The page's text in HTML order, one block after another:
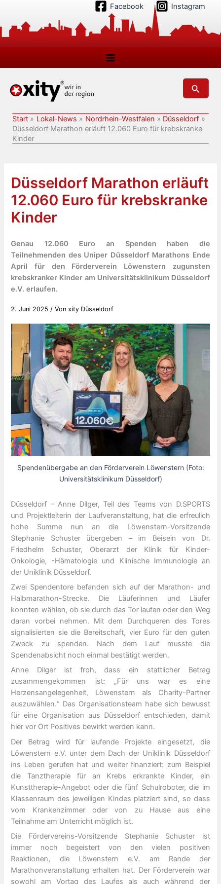
springen
Facebook Instagram
Suchen
Start Lokal-News Nordrhein-Westfalen
Düsseldorf
Düsseldorf Marathon erläuft 12.060 Euro für krebskranke
Kinder
Düsseldorf Marathon erläuft
12.060 Euro für krebskranke
Kinder
Genau 12.060 Euro an Spenden haben die
Teilnehmenden des Uniper Düsseldorf Marathons Ende
April für den Förderverein Löwenstern zugunsten
krebskranker Kinder am Universitätsklinikum Düsseldorf
e.V. erlaufen.
2. Juni 2025 / Vonxity Düsseldorf
Spendenübergabe an den Förderverein Löwenstern (Foto:
Universitätsklinikum Düsseldorf)
Düsseldorf – Anne Dilger, Teil des Teams von D.SPORTS
und Projektleiterin der Laufveranstaltung, hat die erfreulich
hohe Summe nun an die Löwenstern-Vorsitzende
Stephanie Schuster übergeben – im Beisein von Dr.
Friedhelm Schuster, Oberarzt der Klinik für Kinder-
Onkologie, -Hämatologie und Klinische Immunologie an
der Uniklinik Düsseldorf.
Zwei Spendentore befanden sich auf der Marathon- und
Halbmarathon-Strecke. Die Läuferinnen und Läufer
konnten wählen, ob sie durch das Tor laufen oder den Weg
daran vorbei nehmen. Mit dem Durchqueren des Tores
signalisierten sie die Bereitschaft, vier Euro für den guten
Zweck zu spenden. Nach dem Lauf musste die
Spendenabsicht noch einmal bestätigt werden.
Anne Dilger ist froh, dass ein stattlicher Betrag
zusammengekommen ist: „Für uns war es eine
Herzensangelegenheit, Löwenstern als Charity-Partner
auszuwählen.“ Das Organisationsteam habe sich bewusst
für eine Organisation aus Düsseldorf entschieden, damit
hier vor Ort Positives bewirkt werden kann.
Der Betrag wird für laufende Projekte eingesetzt, die
Löwenstern e.V. unter dem Dach der Uniklinik Düsseldorf
ins Leben gerufen hat und weiter finanziert: zum Beispiel
die Tanztherapie für an Krebs erkrankte Kinder, ein
Kunsttherapie-Angebot oder die fünf Schulroboter, die im
Klassenraum des jeweiligen Kindes platziert sind, so dass
vom Krankenzimmer oder von zu Hause aus eine
Teilnahme am Unterricht möglich ist.
Die Fördervereins-Vorsitzende Stephanie Schuster ist
immer noch begeistert von den vielen positiven
Reaktionen, die Löwenstern e.V. am Rande der
Marathonveranstaltung erhalten hat. Der Förderverein war
sowohl am Vortag des Laufes als auch während der